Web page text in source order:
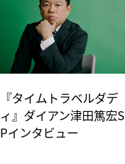
『タイムトラベルダデ
ィ』ダイアン津田篤宏S
Pインタビュー